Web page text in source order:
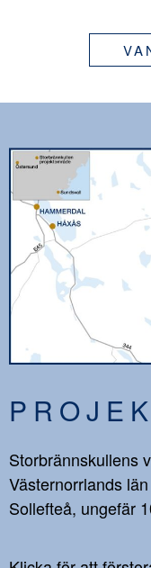
Storbrännskullens
Västernorrlands
Sollefteå, ungefär